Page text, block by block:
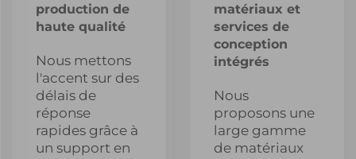
production de
haute qualité
Nous mettons
l'accent sur des
délais de
réponse
rapides grâce à
un support en
matériaux et
services de
conception
intégrés
Nous
proposons une
large gamme
de matériaux